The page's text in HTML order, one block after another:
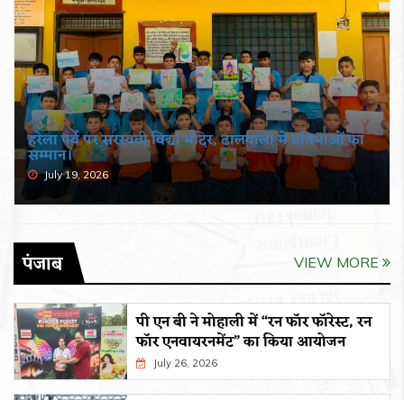
हरेला पर्व पर सरस्वती विद्या मंदिर, ढालवाला में प्रतिभाओं का
सम्मान।
July 19, 2026
पंजाब VIEW MORE
पी एन बी ने मोहाली में “रन फॉर फॉरेस्ट, रन
फॉर एनवायरनमेंट” का किया आयोजन
July 26, 2026